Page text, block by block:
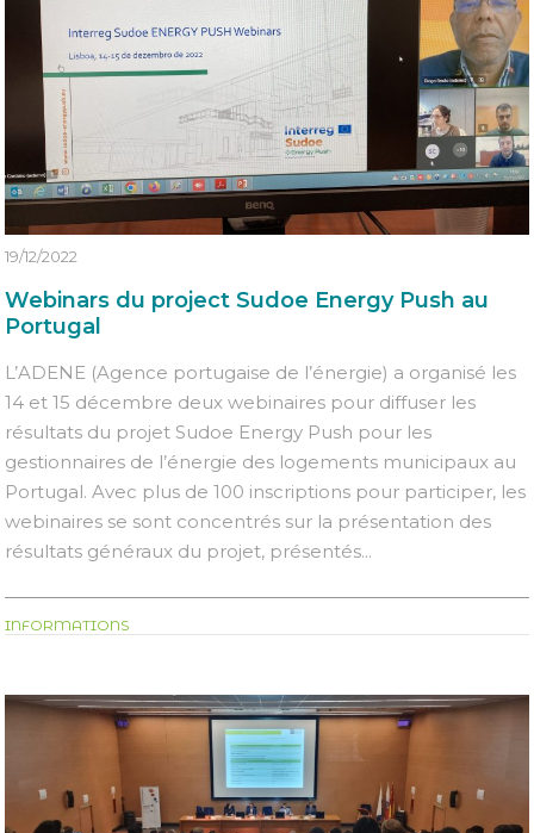
19/12/2022
Webinars du project Sudoe Energy Push au
Portugal
L’ADENE (Agence portugaise de l’énergie) a organisé les
14 et 15 décembre deux webinaires pour diffuser les
résultats du projet Sudoe Energy Push pour les
gestionnaires de l’énergie des logements municipaux au
Portugal. Avec plus de 100 inscriptions pour participer, les
webinaires se sont concentrés sur la présentation des
résultats généraux du projet, présentés...
INFORMATIONS